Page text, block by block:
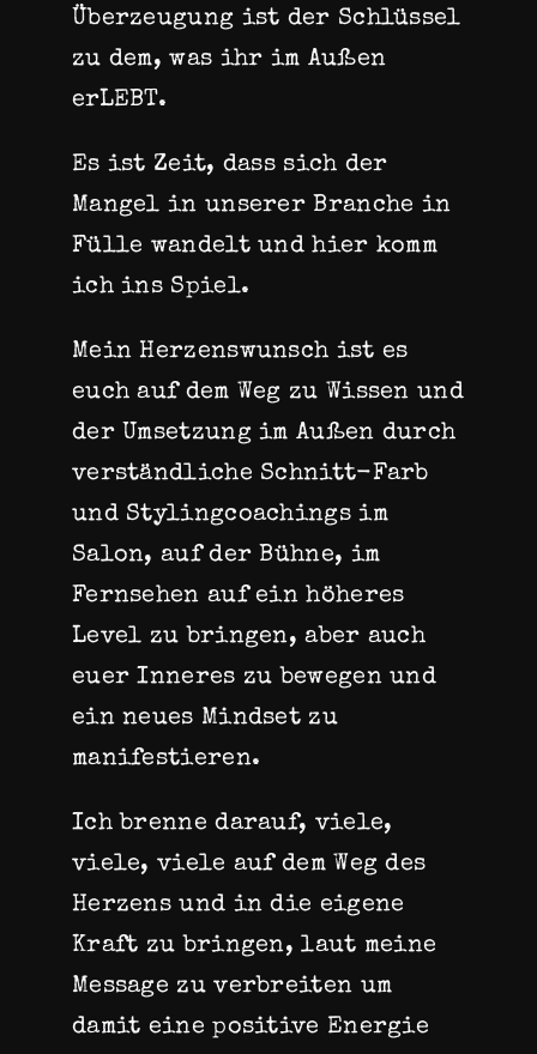
Überzeugung ist der Schlüssel
zu dem, was ihr im Außen
erLEBT.
Es ist Zeit, dass sich der
Mangel in unserer Branche in
Fülle wandelt und hier komm
ich ins Spiel.
Mein Herzenswunsch ist es
euch auf dem Weg zu Wissen und
der Umsetzung im Außen durch
verständliche Schnitt-Farb
und Stylingcoachings im
Salon, auf der Bühne, im
Fernsehen auf ein höheres
Level zu bringen, aber auch
euer Inneres zu bewegen und
ein neues Mindset zu
manifestieren.
Ich brenne darauf, viele,
viele, viele auf dem Weg des
Herzens und in die eigene
Kraft zu bringen, laut meine
Message zu verbreiten um
damit eine positive Energie